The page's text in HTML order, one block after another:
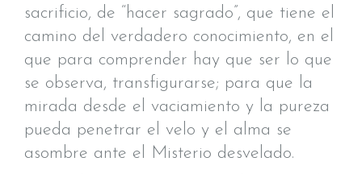
sacrificio, de “hacer sagrado”, que tiene el
camino del verdadero conocimiento, en el
que para comprender hay que ser lo que
se observa, transfigurarse; para que la
mirada desde el vaciamiento y la pureza
pueda penetrar el velo y el alma se
asombre ante el Misterio desvelado.